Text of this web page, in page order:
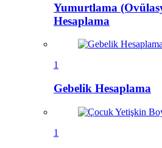
Yumurtlama
Hesaplama
1
Gebelik Hesaplama
1